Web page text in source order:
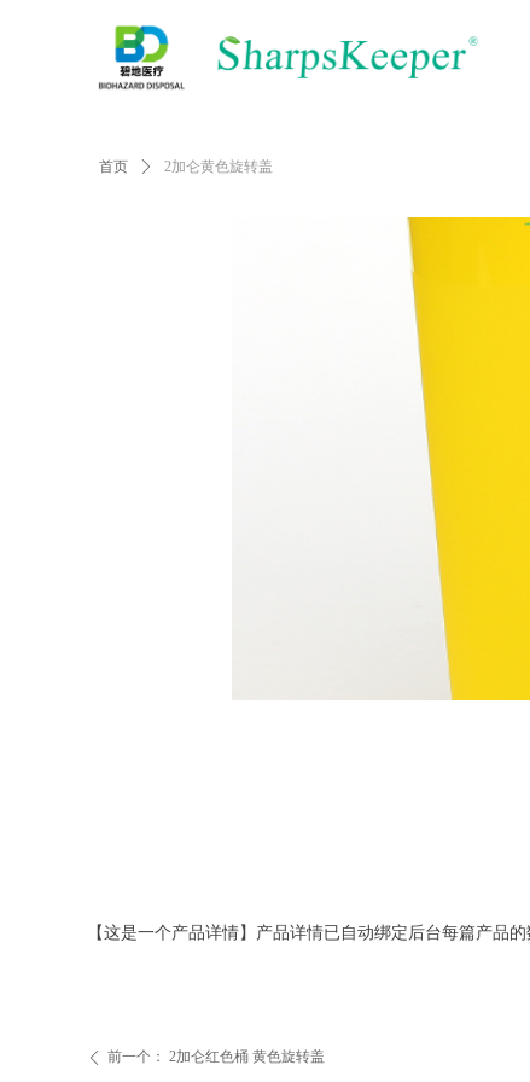
首页 ꄲ 2加仑黄色旋转盖
ꄴ 前一个： 2加仑红色桶 黄色旋转盖
【这是一个产品详情】产品详情已自动绑定后台每篇产品